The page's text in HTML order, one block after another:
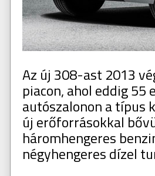
Az új 308-ast 2013
piacon, ahol eddig
autószalonon a típus
új erőforrásokkal
háromhengeres
négyhengeres dízel